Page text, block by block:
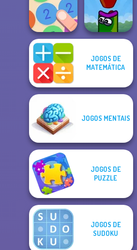
Sort Parking Rescue Hero
Merge 13
JOGOS DE
MATEMÁTICA
JOGOS MENTAIS
JOGOS DE
PUZZLE
JOGOS DE
SUDOKU